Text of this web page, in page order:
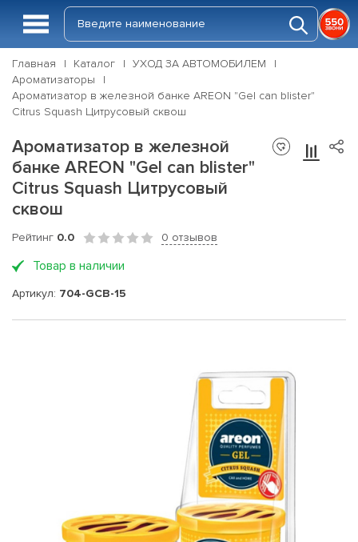
Главная Каталог
УХОД ЗА АВТОМОБИЛЕМ
Ароматизаторы
Ароматизатор в железной банке AREON "Gel can blister"
Citrus Squash Цитрусовый сквош
Ароматизатор в железной
банке AREON "Gel can blister"
Citrus Squash Цитрусовый
сквош
Рейтинг 0.0 0 отзывов
Товар в наличии
Артикул: 704-GCB-15